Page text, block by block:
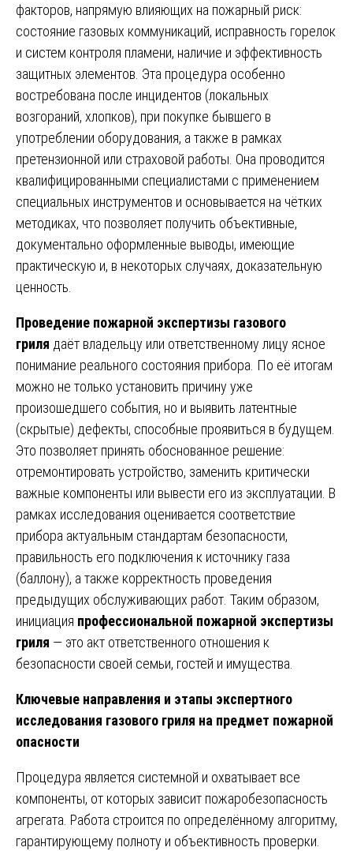
факторов, напрямую влияющих на пожарный риск:
состояние газовых коммуникаций, исправность горелок
и систем контроля пламени, наличие и эффективность
защитных элементов. Эта процедура особенно
востребована после инцидентов (локальных
возгораний, хлопков), при покупке бывшего в
употреблении оборудования, а также в рамках
претензионной или страховой работы. Она проводится
квалифицированными специалистами с применением
специальных инструментов и основывается на чётких
методиках, что позволяет получить объективные,
документально оформленные выводы, имеющие
практическую и, в некоторых случаях, доказательную
ценность.
Проведение пожарной экспертизы газового
гриля даёт владельцу или ответственному лицу ясное
понимание реального состояния прибора. По её итогам
можно не только установить причину уже
произошедшего события, но и выявить латентные
(скрытые) дефекты, способные проявиться в будущем.
Это позволяет принять обоснованное решение:
отремонтировать устройство, заменить критически
важные компоненты или вывести его из эксплуатации. В
рамках исследования оценивается соответствие
прибора актуальным стандартам безопасности,
правильность его подключения к источнику газа
(баллону), а также корректность проведения
предыдущих обслуживающих работ. Таким образом,
инициация профессиональной пожарной экспертизы
гриля — это акт ответственного отношения к
безопасности своей семьи, гостей и имущества.
Ключевые направления и этапы экспертного
исследования газового гриля на предмет пожарной
опасности
Процедура является системной и охватывает все
компоненты, от которых зависит пожаробезопасность
агрегата. Работа строится по определённому алгоритму,
гарантирующему полноту и объективность проверки.